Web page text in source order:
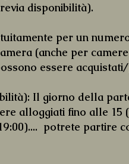
disponibilità).
per un
(anche per
essere
Il giorno della
alloggiati fino alle 15
potrete partire